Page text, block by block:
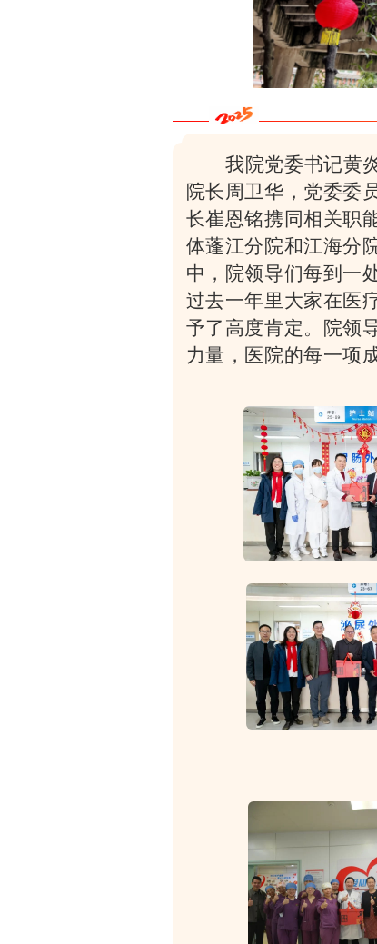
我院党委书记黄
院长周卫华，党委委
长崔恩铭携同相关职
体蓬江分院和江海分
中，院领导们每到一
过去一年里大家在医
予了高度肯定。院领
力量，医院的每一项